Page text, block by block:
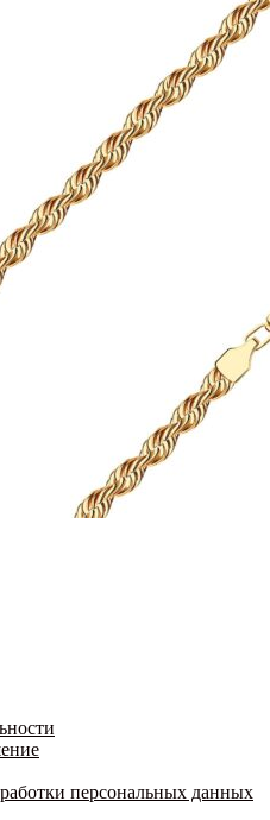
персональных данных